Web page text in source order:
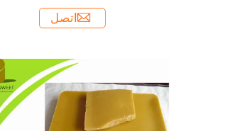
اتصل